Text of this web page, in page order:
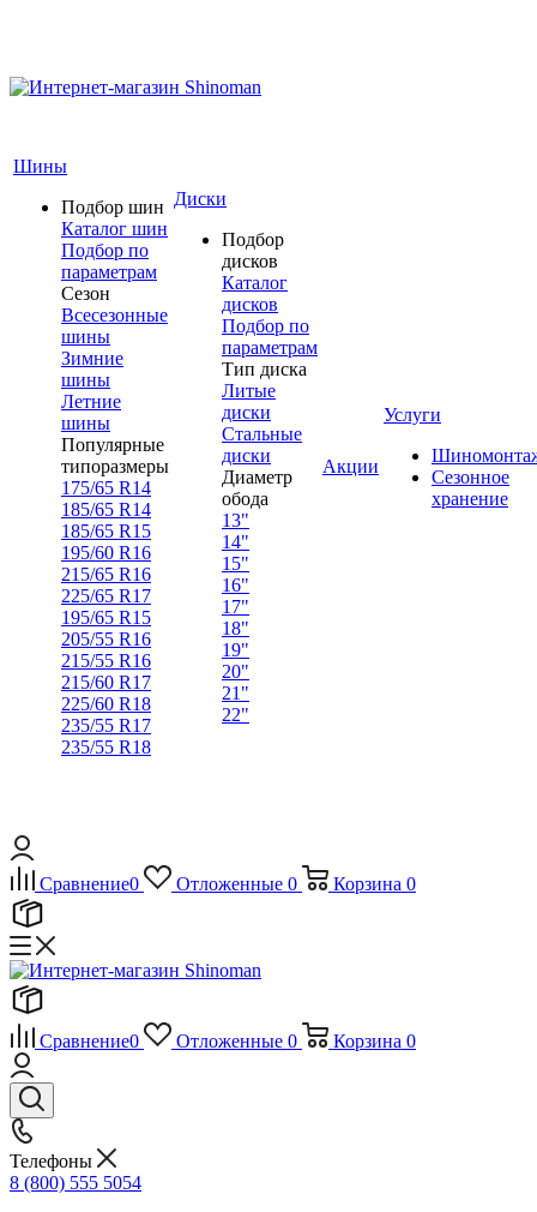
Шины
Подбор шин
Каталог шин
Подбор по
параметрам
Сезон
Всесезонные
шины
Зимние
шины
Летние
шины
Популярные
типоразмеры
175/65 R14
185/65 R14
185/65 R15
195/60 R16
215/65 R16
225/65 R17
195/65 R15
205/55 R16
215/55 R16
215/60 R17
225/60 R18
235/55 R17
235/55 R18
Диски
Подбор
дисков
Каталог
дисков
Подбор по
параметрам
Тип диска
Литые
диски
Стальные
диски
Диаметр
обода
13"
14"
15"
16"
17"
18"
19"
20"
21"
22"
Акции
Услуги
Сезонное
хранение
Сравнение0 Отложенные 0 Корзина 0
Сравнение0 Отложенные 0 Корзина 0
Телефоны
8 (800) 555 5054